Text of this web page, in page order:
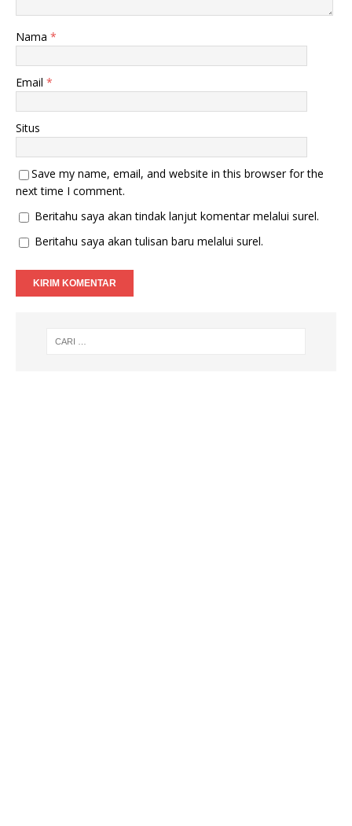
Nama *
Email *
Situs
Save my name, email, and website in this browser for the
next time I comment.
Beritahu saya akan tindak lanjut komentar melalui surel.
Beritahu saya akan tulisan baru melalui surel.